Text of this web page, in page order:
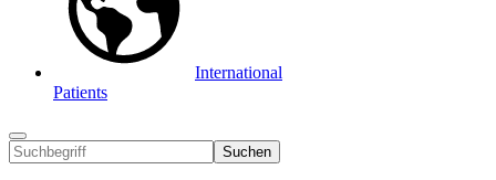
International
Patients
Suchen